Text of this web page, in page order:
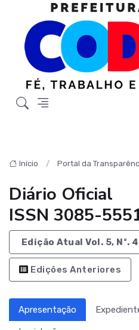
Início Portal da
Diário Oficial
ISSN 3085-
Edição Atual Vol. 5,
Edições Anteriores
Apresentação